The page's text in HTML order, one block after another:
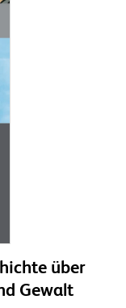
über
Gewalt